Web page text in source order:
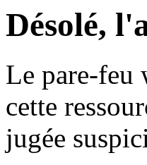
Désolé,
Le pare-feu
cette
jugée